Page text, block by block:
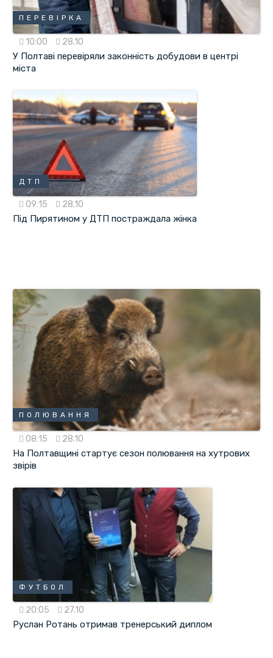
ПЕРЕВІРКА
10:00 28.10
У Полтаві перевіряли законність добудови в центрі
міста
ДТП
09:15 28.10
Під Пирятином у ДТП постраждала жінка
ПОЛЮВАННЯ
08:15 28.10
На Полтавщині стартує сезон полювання на хутрових
звірів
ФУТБОЛ
20:05 27.10
Руслан Ротань отримав тренерський диплом